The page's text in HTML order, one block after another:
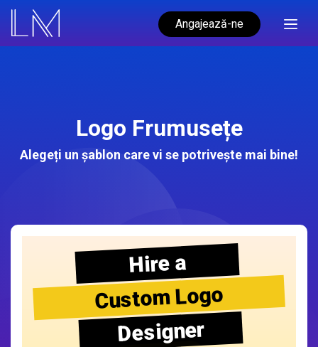
Angajează-ne
Logo Frumusețe
Alegeți un șablon care vi se potrivește mai bine!
Hire a
Custom Logo
Designer